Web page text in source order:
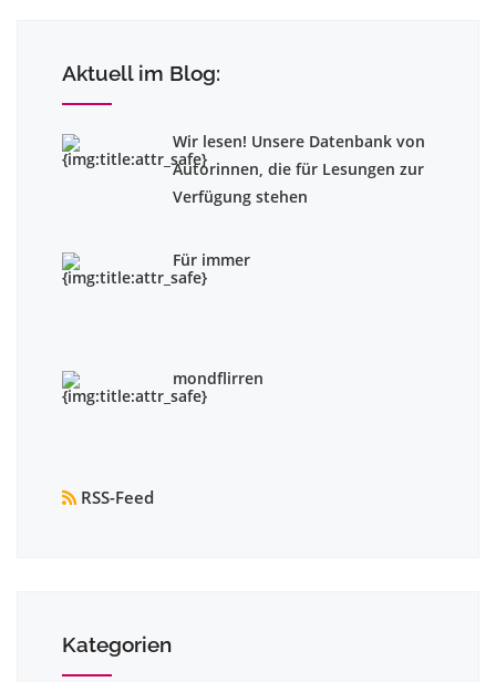
Aktuell im Blog:
Wir lesen! Unsere Datenbank von
Autorinnen, die für Lesungen zur
Verfügung stehen
Für immer
mondflirren
RSS-Feed
Kategorien